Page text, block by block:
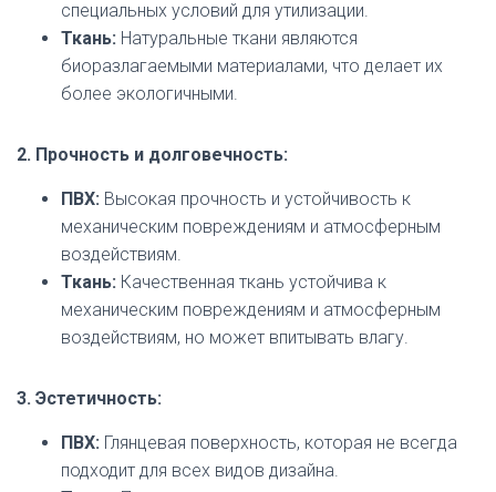
специальных условий для утилизации.
Ткань: Натуральные ткани являются
биоразлагаемыми материалами, что делает их
более экологичными.
2. Прочность и долговечность:
ПВХ: Высокая прочность и устойчивость к
механическим повреждениям и атмосферным
воздействиям.
Ткань: Качественная ткань устойчива к
механическим повреждениям и атмосферным
воздействиям, но может впитывать влагу.
3. Эстетичность:
ПВХ: Глянцевая поверхность, которая не всегда
подходит для всех видов дизайна.